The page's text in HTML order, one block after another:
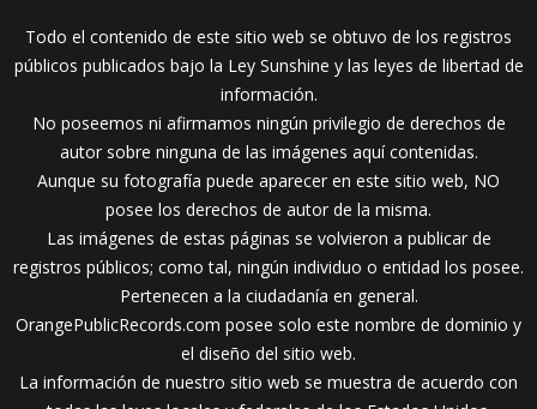
Todo el contenido de este sitio web se obtuvo de los registros
públicos publicados bajo la Ley Sunshine y las leyes de libertad de
información.
No poseemos ni afirmamos ningún privilegio de derechos de
autor sobre ninguna de las imágenes aquí contenidas.
Aunque su fotografía puede aparecer en este sitio web, NO
posee los derechos de autor de la misma.
Las imágenes de estas páginas se volvieron a publicar de
registros públicos; como tal, ningún individuo o entidad los posee.
Pertenecen a la ciudadanía en general.
OrangePublicRecords.com posee solo este nombre de dominio y
el diseño del sitio web.
La información de nuestro sitio web se muestra de acuerdo con